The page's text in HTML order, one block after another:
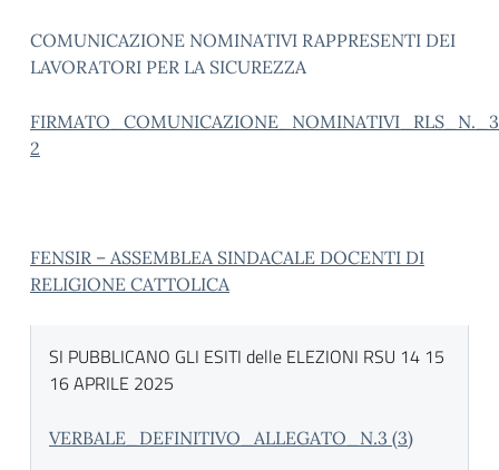
COMUNICAZIONE NOMINATIVI RAPPRESENTI DEI
LAVORATORI PER LA SICUREZZA
2
FENSIR – ASSEMBLEA SINDACALE DOCENTI DI
RELIGIONE CATTOLICA
SI PUBBLICANO GLI ESITI delle ELEZIONI RSU 14 15
16 APRILE 2025
VERBALE_DEFINITIVO_ALLEGATO_N.3 (3)